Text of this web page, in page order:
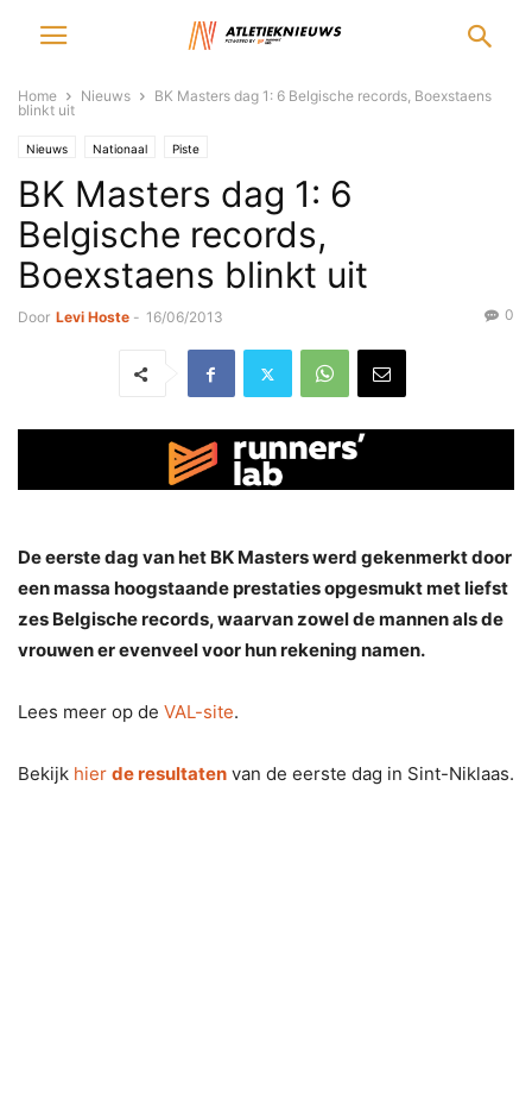
Home Nieuws
BK Masters dag 1: 6 Belgische records, Boexstaens
blinkt uit
Nieuws Nationaal Piste
BK Masters dag 1: 6
Belgische records,
Boexstaens blinkt uit
Door Levi Hoste - 16/06/2013 0
De eerste dag van het BK Masters werd gekenmerkt door
een massa hoogstaande prestaties opgesmukt met liefst
zes Belgische records, waarvan zowel de mannen als de
vrouwen er evenveel voor hun rekening namen.
Lees meer op de VAL-site.
Bekijk hier de resultaten van de eerste dag in Sint-Niklaas.